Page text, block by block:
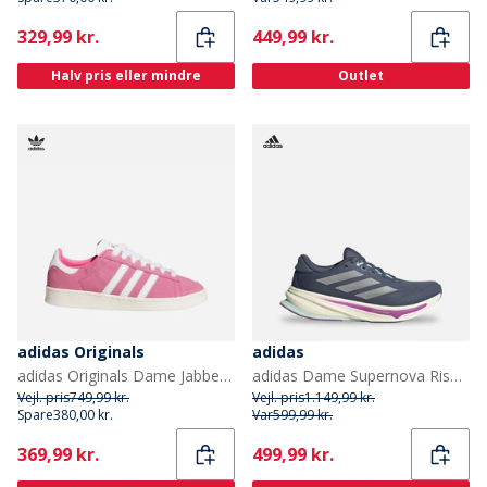
Current
329,99 kr.
Halv pris eller mindre
Current
449,99 kr.
Outlet
adidas Originals
adidas Originals Dame Jabber Lave Træningssko Pink Fusion/Cloud White/Off White
Vejl. pris749,99 kr.
Spare380,00 kr.
Current
369,99 kr.
adidas
adidas Dame Supernova Rise 2 Neutrale Løbesko Preloved Ink/Matte Silver/Preloved Ink
Vejl. pris1.149,99 kr.
Var599,99 kr.
Current
499,99 kr.